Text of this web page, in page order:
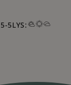
5-5LYS: